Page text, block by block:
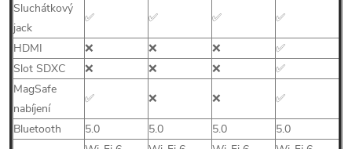
Sluchátkový
jack
✅ ✅ ✅ ✅
HDMI ❌ ❌ ❌
✅
Slot SDXC
❌ ❌ ❌
✅
MagSafe
nabíjení
✅ ❌ ❌ ✅
Bluetooth 5.0 5.0 5.0
5.0